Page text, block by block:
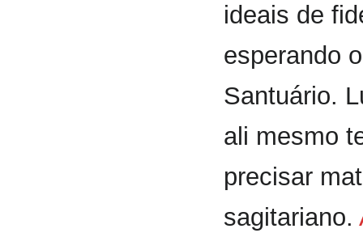
ideais de
esperando
Santuário.
ali mesmo
precisar
sagitariano.